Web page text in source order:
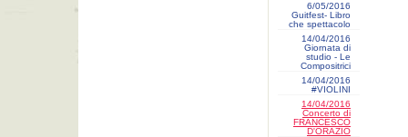
6/05/2016
Guitfest- Libro
che spettacolo
14/04/2016
Giornata di
studio - Le
Compositrici
14/04/2016
#VIOLINI
14/04/2016
Concerto di
FRANCESCO
D'ORAZIO